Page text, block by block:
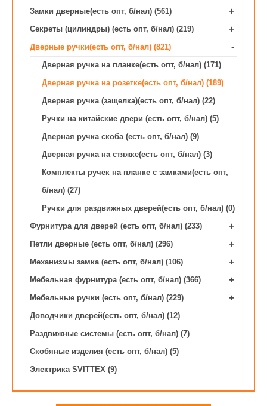
Замки дверные(есть опт, б/нал) (561) +
Секреты (цилиндры) (есть опт, б/нал) (219) +
Дверные ручки(есть опт, б/нал) (821) -
Дверная ручка на планке(есть опт, б/нал) (171)
Дверная ручка на розетке(есть опт, б/нал) (189)
Дверная ручка (защелка)(есть опт, б/нал) (22)
Ручки на китайские двери (есть опт, б/нал) (5)
Дверная ручка скоба (есть опт, б/нал) (9)
Дверная ручка на стяжке(есть опт, б/нал) (3)
Комплекты ручек на планке с замками(есть опт,
б/нал) (27)
Ручки для раздвижных дверей(есть опт, б/нал) (0)
Фурнитура для дверей (есть опт, б/нал) (233)
+
Петли дверные (есть опт, б/нал) (296) +
Механизмы замка (есть опт, б/нал) (106) +
Мебельная фурнитура (есть опт, б/нал) (366) +
Мебельные ручки (есть опт, б/нал) (229) +
Доводчики дверей(есть опт, б/нал) (12)
Раздвижные системы (есть опт, б/нал) (7)
Скобяные изделия (есть опт, б/нал) (5)
Электрика SVITTEX (9)